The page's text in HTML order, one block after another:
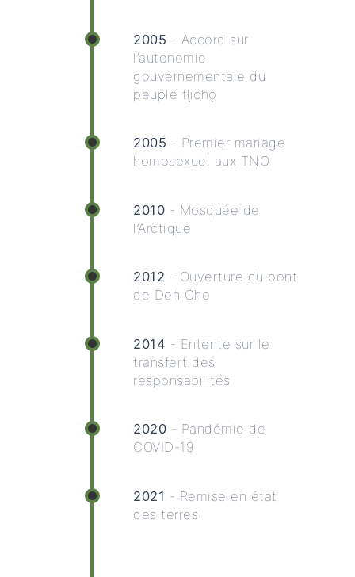
2005 - Accord sur
l’autonomie
gouvernementale du
peuple tłı̨chǫ
2005 - Premier mariage
homosexuel aux TNO
2010 - Mosquée de
l’Arctique
2012 - Ouverture du pont
de Deh Cho
2014 - Entente sur le
transfert des
responsabilités
2020 - Pandémie de
COVID-19
2021 - Remise en état
des terres